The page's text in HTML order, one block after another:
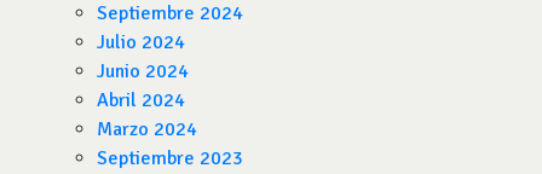
Septiembre 2024
Julio 2024
Junio 2024
Abril 2024
Marzo 2024
Septiembre 2023